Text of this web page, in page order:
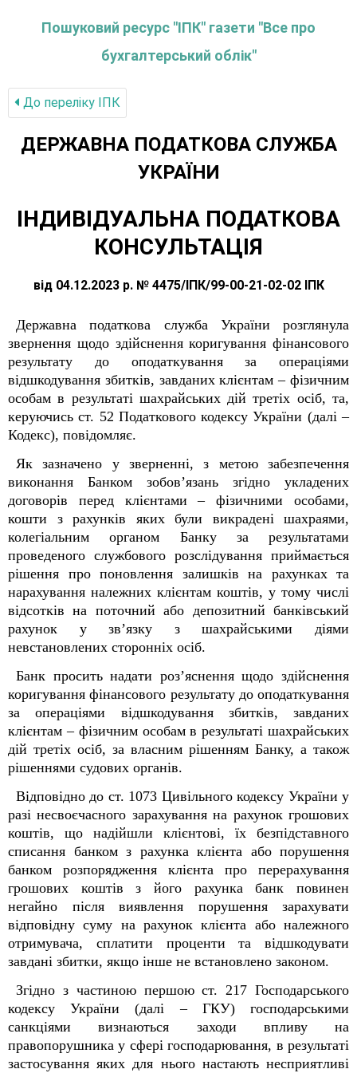
Пошуковий ресурс "ІПК" газети "Все про
бухгалтерський облік"
До переліку IПК
ДЕРЖАВНА ПОДАТКОВА СЛУЖБА
УКРАЇНИ
ІНДИВІДУАЛЬНА ПОДАТКОВА
КОНСУЛЬТАЦІЯ
від 04.12.2023 р. № 4475/ІПК/99-00-21-02-02 ІПК
Державна податкова служба України розглянула
звернення щодо здійснення коригування фінансового
результату до оподаткування за операціями
відшкодування збитків, завданих клієнтам – фізичним
особам в результаті шахрайських дій третіх осіб, та,
керуючись ст. 52 Податкового кодексу України (далі –
Кодекс), повідомляє.
Як зазначено у зверненні, з метою забезпечення
виконання Банком зобов’язань згідно укладених
договорів перед клієнтами – фізичними особами,
кошти з рахунків яких були викрадені шахраями,
колегіальним органом Банку за результатами
проведеного службового розслідування приймається
рішення про поновлення залишків на рахунках та
нарахування належних клієнтам коштів, у тому числі
відсотків на поточний або депозитний банківський
рахунок у зв’язку з шахрайськими діями
невстановлених сторонніх осіб.
Банк просить надати роз’яснення щодо здійснення
коригування фінансового результату до оподаткування
за операціями відшкодування збитків, завданих
клієнтам – фізичним особам в результаті шахрайських
дій третіх осіб, за власним рішенням Банку, а також
рішеннями судових органів.
Відповідно до ст. 1073 Цивільного кодексу України у
разі несвоєчасного зарахування на рахунок грошових
коштів, що надійшли клієнтові, їх безпідставного
списання банком з рахунка клієнта або порушення
банком розпорядження клієнта про перерахування
грошових коштів з його рахунка банк повинен
негайно після виявлення порушення зарахувати
відповідну суму на рахунок клієнта або належного
отримувача, сплатити проценти та відшкодувати
завдані збитки, якщо інше не встановлено законом.
Згідно з частиною першою ст. 217 Господарського
кодексу України (далі – ГКУ) господарськими
санкціями визнаються заходи впливу на
правопорушника у сфері господарювання, в результаті
застосування яких для нього настають несприятливі